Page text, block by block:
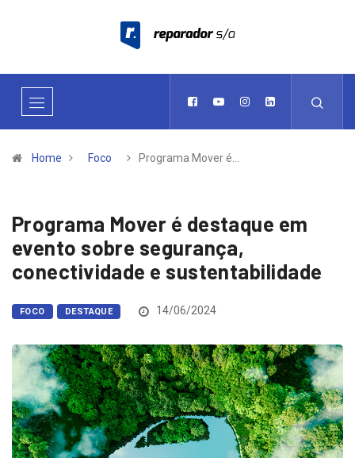
Home Foco Programa Mover é…
Programa Mover é destaque em
evento sobre segurança,
conectividade e sustentabilidade
FOCO DESTAQUE 14/06/2024